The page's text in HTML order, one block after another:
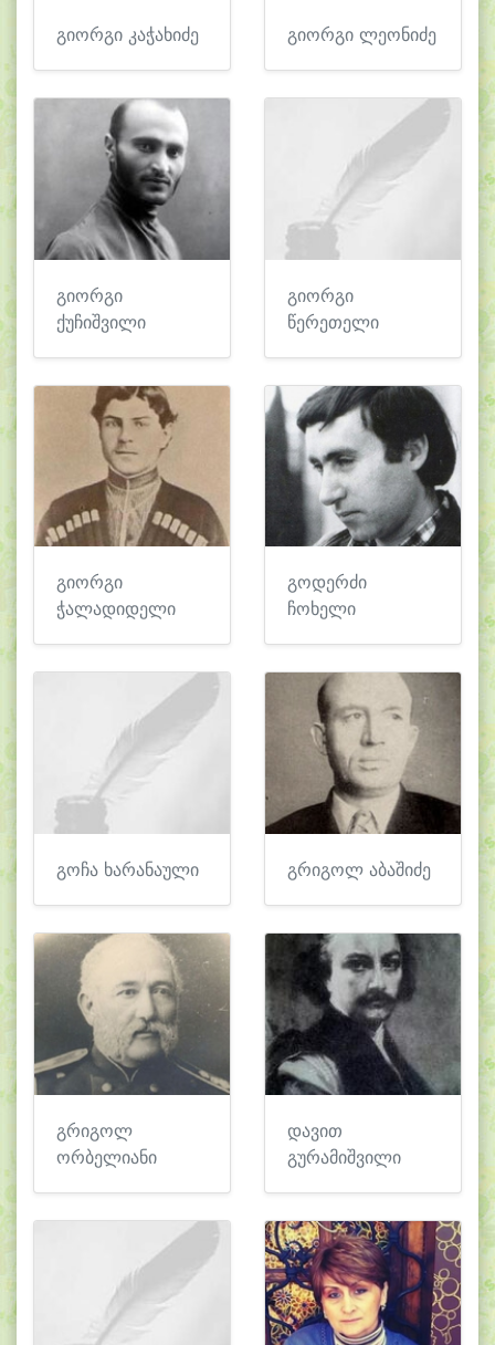
გიორგი კაჭახიძე გიორგი ლეონიძე
გიორგი
ქუჩიშვილი
გიორგი
წერეთელი
გიორგი
ჭალადიდელი
გოდერძი
ჩოხელი
გოჩა ხარანაული გრიგოლ აბაშიძე
გრიგოლ
ორბელიანი
დავით
გურამიშვილი